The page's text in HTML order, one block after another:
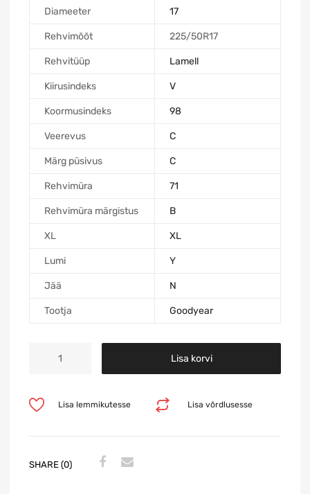
Diameeter 17
Rehvimõõt 225/50R17
Rehvitüüp Lamell
Kiirusindeks V
Koormusindeks 98
Veerevus C
Märg püsivus C
Rehvimüra 71
Rehvimüra märgistus B
XL XL
Lumi Y
Jää N
Tootja Goodyear
Lisa korvi
Lisa võrdlusesse
Lisa lemmikutesse
SHARE (0)